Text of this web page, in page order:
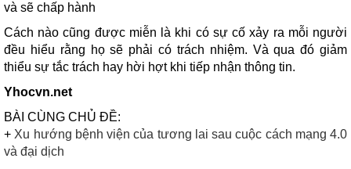
và sẽ chấp hành
Cách nào cũng được miễn là khi có sự cố xảy ra mỗi người
đều hiểu rằng họ sẽ phải có trách nhiệm. Và qua đó giảm
thiểu sự tắc trách hay hời hợt khi tiếp nhận thông tin.
Yhocvn.net
BÀI CÙNG CHỦ ĐỀ:
+Xu hướng bệnh viện của tương lai sau cuộc cách mạng 4.0
và đại dịch